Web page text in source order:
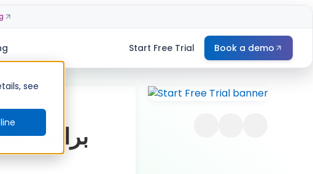
see
Start Free Trial Book a demo
برامج